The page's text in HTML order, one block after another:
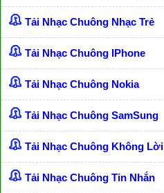
Tải Nhạc Chuông Nhạc Trẻ
Tải Nhạc Chuông IPhone
Tải Nhạc Chuông Nokia
Tải Nhạc Chuông SamSung
Tải Nhạc Chuông Không Lời
Tải Nhạc Chuông Tin Nhắn